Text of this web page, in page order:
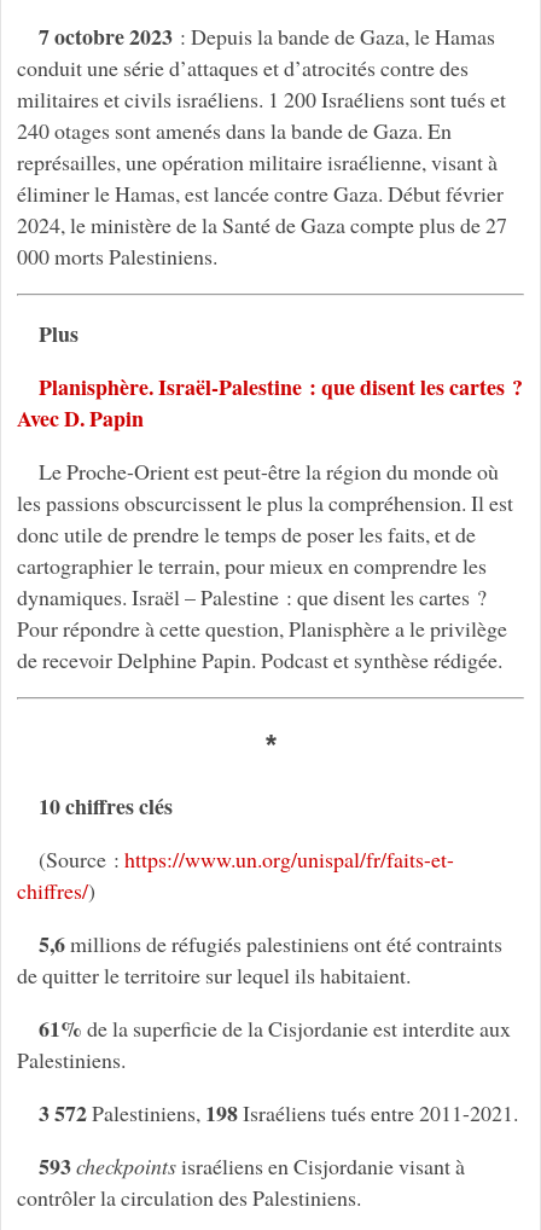
7 octobre 2023: Depuis la bande de Gaza, le Hamas
conduit une série d’attaques et d’atrocités contre des
militaires et civils israéliens. 1 200 Israéliens sont tués et
240 otages sont amenés dans la bande de Gaza. En
représailles, une opération militaire israélienne, visant à
éliminer le Hamas, est lancée contre Gaza. Début février
2024, le ministère de la Santé de Gaza compte plus de 27
000 morts Palestiniens.
Plus
Planisphère. Israël-Palestine : que disent les cartes ?
Avec D. Papin
Le Proche-Orient est peut-être la région du monde où
les passions obscurcissent le plus la compréhension. Il est
donc utile de prendre le temps de poser les faits, et de
cartographier le terrain, pour mieux en comprendre les
dynamiques. Israël – Palestine : que disent les cartes ?
Pour répondre à cette question, Planisphère a le privilège
de recevoir Delphine Papin. Podcast et synthèse rédigée.
*
10 chiffres clés
(Source : https://www.un.org/unispal/fr/faits-et-
chiffres/)
5,6millions de réfugiés palestiniens ont été contraints
de quitter le territoire sur lequel ils habitaient.
61% de la superficie de la Cisjordanie est interdite aux
Palestiniens.
3 572Palestiniens, 198Israéliens tués entre 2011-2021.
593checkpointsisraéliens en Cisjordanie visant à
contrôler la circulation des Palestiniens.